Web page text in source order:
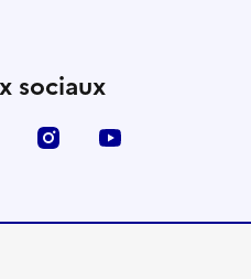
sociaux
LinkedIn Instagram